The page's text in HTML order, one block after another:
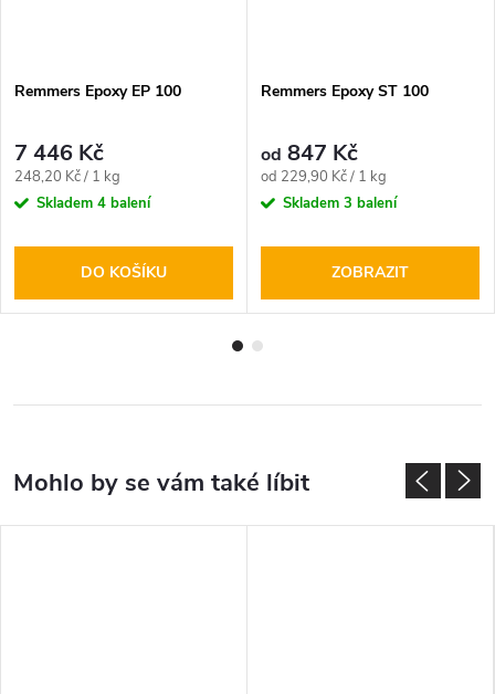
Remmers Epoxy EP 100
7 446 Kč
Měrná
cena:
248,20 Kč / 1 kg
Skladem 4 balení
DO KOŠÍKU
Remmers Epoxy ST 100
od 847 Kč
Měrná
cena:
od 229,90 Kč / 1 kg
Skladem 3 balení
ZOBRAZIT